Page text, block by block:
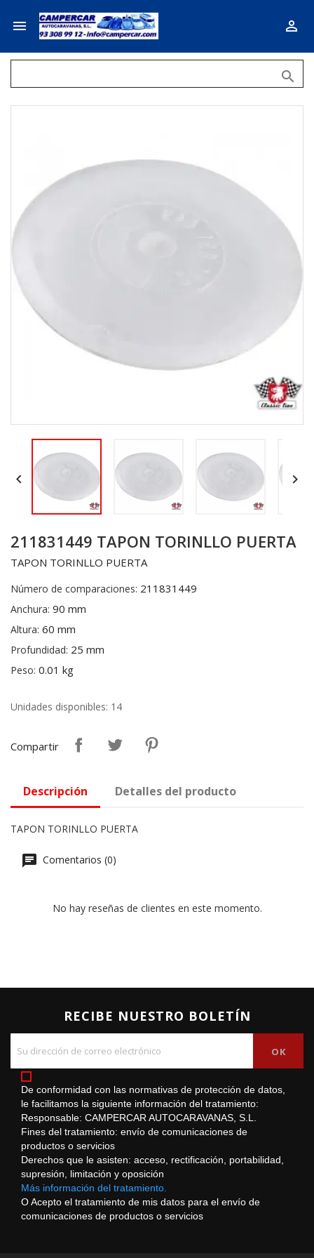
 

 
211831449 TAPON TORINLLO PUERTA
TAPON TORINLLO PUERTA
Número de comparaciones: 211831449
Anchura: 90 mm
Altura: 60 mm
Profundidad: 25 mm
Peso: 0.01 kg
Unidades disponibles: 14
Compartir
Descripción Detalles del producto
TAPON TORINLLO PUERTA
Comentarios (0)
No hay reseñas de clientes en este momento.
RECIBE NUESTRO BOLETÍN
De conformidad con las normativas de protección de datos,
le facilitamos la siguiente información del tratamiento:
Responsable: CAMPERCAR AUTOCARAVANAS, S.L.
Fines del tratamiento: envío de comunicaciones de
productos o servicios
Derechos que le asisten: acceso, rectificación, portabilidad,
supresión, limitación y oposición
Más información del tratamiento.
O Acepto el tratamiento de mis datos para el envío de
comunicaciones de productos o servicios